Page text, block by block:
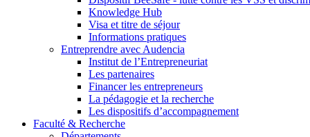
Knowledge Hub
Visa et titre de séjour
Informations pratiques
Entreprendre avec Audencia
Institut de l’Entrepreneuriat
Les partenaires
Financer les entrepreneurs
La pédagogie et la recherche
Les dispositifs d’accompagnement
Faculté & Recherche